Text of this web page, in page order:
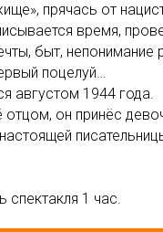
прячась от
время,
быт, непонимание
поцелуй…
августом 1944 года.
отцом, он принёс
спектакля 1 час.